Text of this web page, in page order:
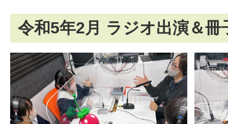
令和5年2月 ラジオ出演＆冊